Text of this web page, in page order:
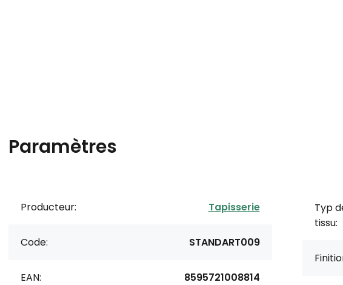
Paramètres
Producteur: Tapisserie
Code: STANDART009
EAN: 8595721008814
Typ
tissu: